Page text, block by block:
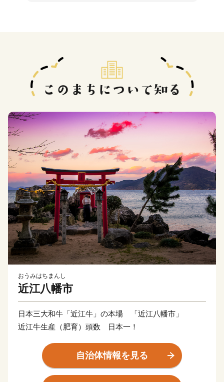
おうみはちまんし
近江八幡市
日本三大和牛「近江牛」の本場 「近江八幡市」
近江牛生産（肥育）頭数 日本一！
自治体情報を見る